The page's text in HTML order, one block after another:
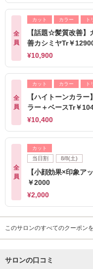
全
員
カット カラー ト
【話題☆髪質改善】
善カシミヤTr￥
¥10,900
全
員
カット カラー ト
【ハイトーンカラ
ラー＋ベースTr￥
¥10,400
全
員
カット
当日割 8/8(土)
【小顔効果×印象ア
￥2000
¥2,000
このサロンのすべてのクーポン
サロンの口コミ